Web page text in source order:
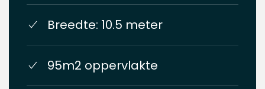
Breedte: 10.5 meter
95m2 oppervlakte